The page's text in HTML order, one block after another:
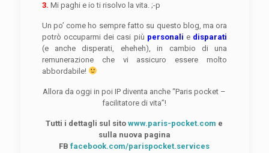
3. Mi paghi e io ti risolvo la vita. ;-p
Un po’ come ho sempre fatto su questo blog, ma ora
potrò occuparmi dei casi più personali e disparati
(e anche disperati, eheheh), in cambio di una
remunerazione che vi assicuro essere molto
abbordabile!
Allora da oggi in poi IP diventa anche “Paris pocket –
facilitatore di vita”!
Tutti i dettagli sul sitowww.paris-pocket.com e
sulla nuova pagina
FBfacebook.com/parispocket.services